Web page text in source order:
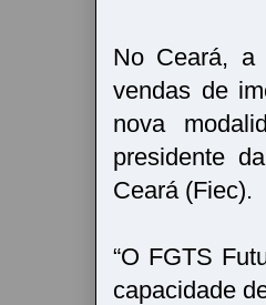
No Ceará, a
vendas de
nova
presidente
Ceará (Fiec).
“O FGTS
capacidade